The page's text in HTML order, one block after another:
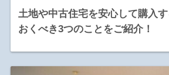
土地や中古住宅を安心して購入
おくべき3つのことをご紹介！